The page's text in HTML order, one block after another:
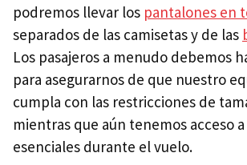
podremos llevar los pantalones en
separados de las camisetas y de las
Los pasajeros a menudo debemos
para asegurarnos de que nuestro
cumpla con las restricciones de
mientras que aún tenemos acceso
esenciales durante el vuelo.